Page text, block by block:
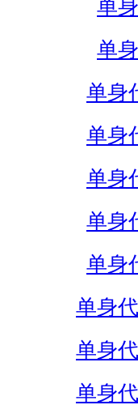
单
单
单身
单身
单身
单身
单身
单身
单身
单身